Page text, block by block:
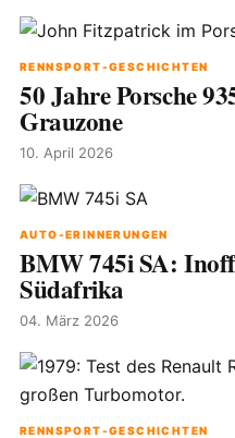
RENNSPORT-GESCHICHTEN
50 Jahre Porsche
Grauzone
10. April 2026
AUTO-ERINNERUNGEN
BMW 745i SA:
Südafrika
04. März 2026
RENNSPORT-GESCHICHTEN